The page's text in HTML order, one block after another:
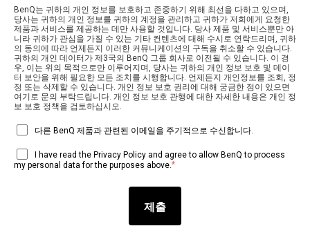
BenQ는 귀하의 개인 정보를 보호하고 존중하기 위해 최선을 다하고 있으며,
당사는 귀하의 개인 정보를 귀하의 계정을 관리하고 귀하가 저희에게 요청한
제품과 서비스를 제공하는 데만 사용할 것입니다. 당사 제품 및 서비스뿐만 아
니라 귀하가 관심을 가질 수 있는 기타 컨텐츠에 대해 수시로 연락드리며, 귀하
의 동의에 따라 언제든지 이러한 커뮤니케이션의 구독을 취소할 수 있습니다.
귀하의 개인 데이터가 제3국의 BenQ 그룹 회사로 이전될 수 있습니다. 이 경
우, 이는 위의 목적으로만 이루어지며, 당사는 귀하의 개인 정보 보호 및 데이
터 보안을 위해 필요한 모든 조치를 시행합니다. 언제든지 개인정보를 조회, 정
정 또는 삭제할 수 있습니다. 개인 정보 보호 권리에 대해 궁금한 점이 있으면
여기로 문의 부탁드립니다. 개인 정보 보호 관행에 대한 자세한 내용은 개인 정
보 보호 정책을 검토하십시오.
다른 BenQ 제품과 관련된 이메일을 주기적으로 수신합니다.
I have read the Privacy Policy and agree to allow BenQ to process
my personal data for the purposes above. *